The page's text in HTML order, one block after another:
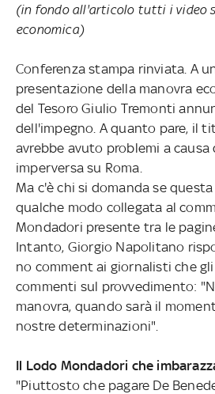
(in fondo all'articolo tutti i video
economica)
Conferenza stampa rinviata. A
presentazione della manovra
del Tesoro Giulio Tremonti
dell'impegno. A quanto pare, il
avrebbe avuto problemi a
imperversa su Roma.
Ma c'è chi si domanda se
qualche modo collegata al
Mondadori presente tra le
Intanto, Giorgio Napolitano
no comment ai giornalisti che
commenti sul provvedimento:
manovra, quando sarà il
nostre determinazioni".
Il Lodo Mondadori che
"Piuttosto che pagare De